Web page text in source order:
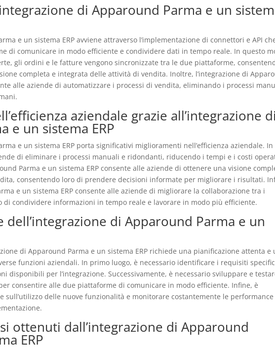
di Apparound Parma e un
e un sistema ERP avviene attraverso l’implementazione di connettori e API
di comunicare in modo efficiente e condividere dati in tempo reale. In questo
gli ordini e le fatture vengono sincronizzate tra le due piattaforme,
completa e integrata delle attività di vendita. Inoltre, l’integrazione di
alle aziende di automatizzare i processi di vendita, eliminando i processi
aziendale grazie all’integrazione di
e un sistema ERP
e un sistema ERP porta significativi miglioramenti nell’efficienza aziendale. In
di eliminare i processi manuali e ridondanti, riducendo i tempi e i costi
Parma e un sistema ERP consente alle aziende di ottenere una visione
consentendo loro di prendere decisioni informate per migliorare i risultati.
e un sistema ERP consente alle aziende di migliorare la collaborazione tra i
condividere informazioni in tempo reale e lavorare in modo più efficiente.
dell’integrazione di Apparound Parma e un
di Apparound Parma e un sistema ERP richiede una pianificazione attenta e
funzioni aziendali. In primo luogo, è necessario identificare i requisiti
disponibili per l’integrazione. Successivamente, è necessario sviluppare e
consentire alle due piattaforme di comunicare in modo efficiente. Infine, è
sull’utilizzo delle nuove funzionalità e monitorare costantemente le
ottenuti dall’integrazione di Apparound
ERP